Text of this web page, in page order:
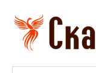
контенту